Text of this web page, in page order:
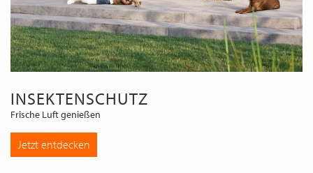
INSEKTENSCHUTZ
Frische Luft genießen
Jetzt entdecken